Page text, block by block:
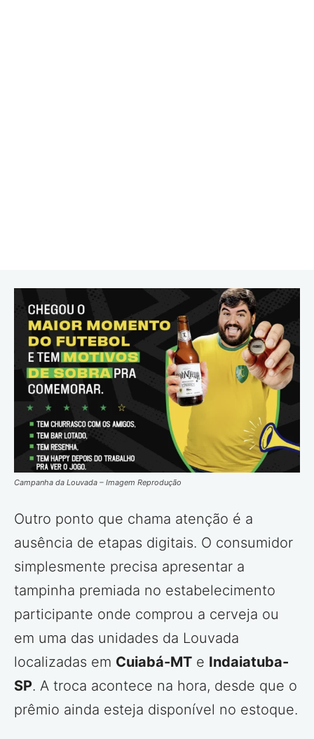
Campanha da Louvada – Imagem Reprodução
Outro ponto que chama atenção é a
ausência de etapas digitais. O consumidor
simplesmente precisa apresentar a
tampinha premiada no estabelecimento
participante onde comprou a cerveja ou
em uma das unidades da Louvada
localizadas em Cuiabá-MT e Indaiatuba-
SP. A troca acontece na hora, desde que o
prêmio ainda esteja disponível no estoque.